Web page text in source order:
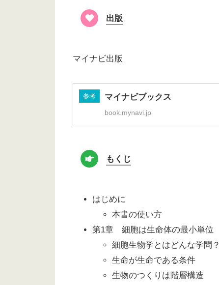
出版
マイナビ出版
参考 マイナビブックス
book.mynavi.jp
もくじ
はじめに
本書の使い方
第1章 細胞は生命体の最小単位
細胞生物学とはどんな学問？
生命が生命である条件
生物のつくりは階層構造